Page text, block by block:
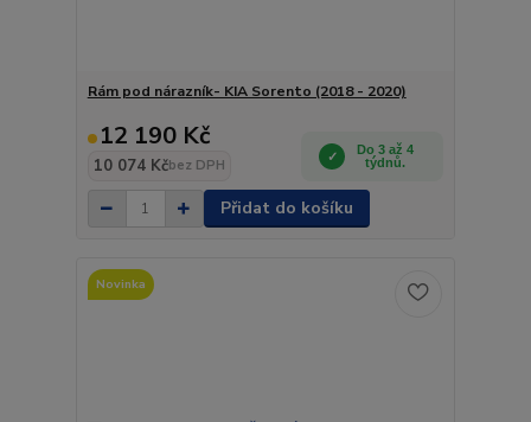
Rám pod nárazník- KIA Sorento (2018 - 2020)
12 190 Kč
10 074 Kčbez DPH
Do 3 až 4
týdnů.
Přidat do košíku
Novinka